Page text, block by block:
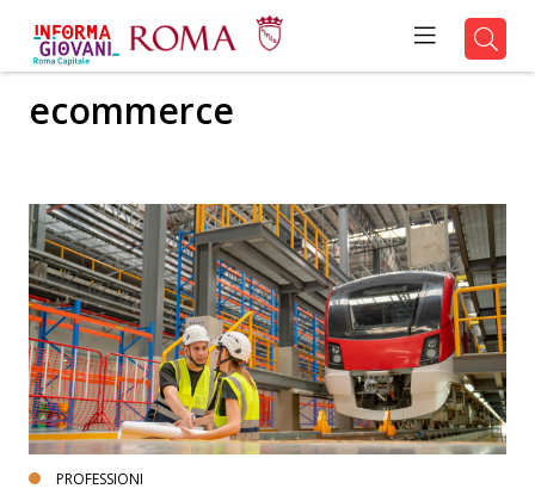
ecommerce
PROFESSIONI